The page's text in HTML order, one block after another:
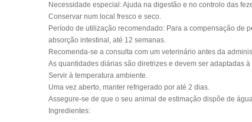
Necessidade especial: Ajuda na digestão e no controlo das
Conservar num local fresco e seco.
Período de utilização recomendado: Para a compensação de
absorção intestinal, até 12 semanas.
Recomenda-se a consulta com um veterinário antes da
As quantidades diárias são diretrizes e devem ser adaptadas
Servir à temperatura ambiente.
Uma vez aberto, manter refrigerado por até 2 dias.
Assegure-se de que o seu animal de estimação dispõe de
Ingredientes: